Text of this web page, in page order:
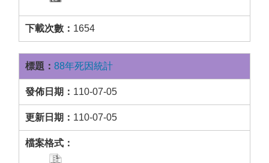
1654
88年死因統計
110-07-05
110-07-05